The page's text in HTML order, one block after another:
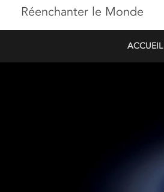
Réenchanter le Monde
ACCUEIL